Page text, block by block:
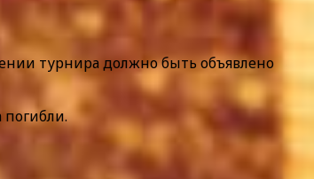
турнира должно быть объявлено
погибли.